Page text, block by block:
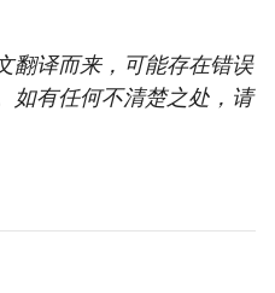
翻译而来，可能存在错误
如有任何不清楚之处，请